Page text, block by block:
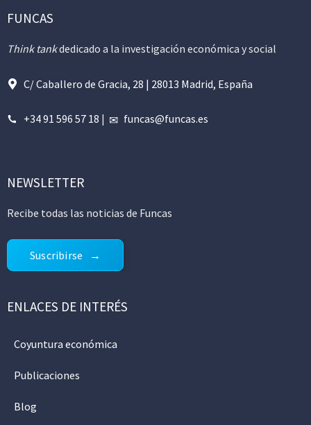
FUNCAS
Think tankdedicado a la investigación económica y social
C/ Caballero de Gracia, 28 | 28013 Madrid, España
+34 91 596 57 18 | funcas@funcas.es
NEWSLETTER
Recibe todas las noticias de Funcas
Suscribirse
ENLACES DE INTERÉS
Coyuntura económica
Publicaciones
Blog